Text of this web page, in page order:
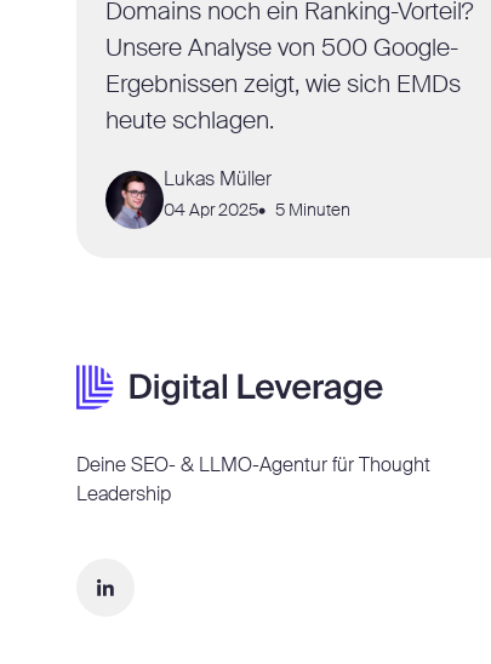
Domains noch ein Ranking-Vorteil?
Unsere Analyse von 500 Google-
Ergebnissen zeigt, wie sich EMDs
heute schlagen.
Lukas Müller
04 Apr 2025 5 Minuten
Deine SEO- & LLMO-Agentur für Thought
Leadership